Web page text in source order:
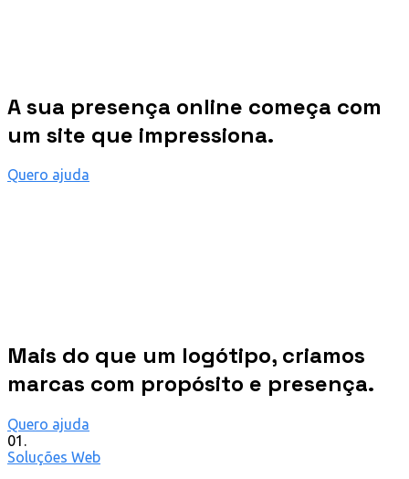
A sua presença online começa com
um site que impressiona.
Quero ajuda
Mais do que um logótipo, criamos
marcas com propósito e presença.
Quero ajuda
01.
Soluções Web